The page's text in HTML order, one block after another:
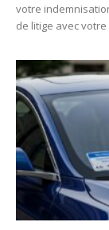
votre
de litige avec